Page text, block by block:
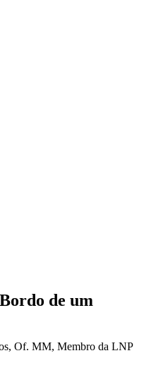
de um
Of. MM, Membro da LNP